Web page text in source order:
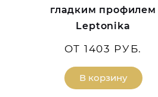
гладким профилем
Leptonika
ОТ 1403 РУБ.
В корзину